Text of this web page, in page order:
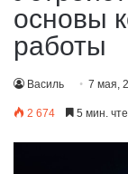
основы
работы
Василь 7 мая,
2 674 5 мин.